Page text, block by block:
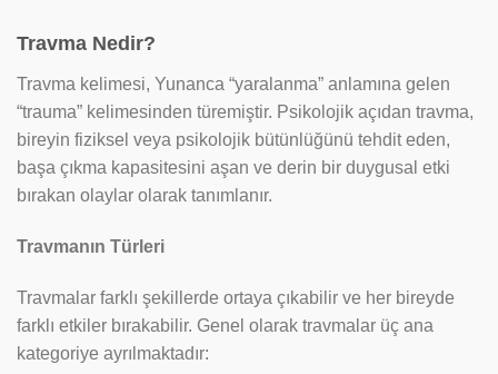
Travma Nedir?
Travma kelimesi, Yunanca “yaralanma” anlamına gelen
“trauma” kelimesinden türemiştir. Psikolojik açıdan travma,
bireyin fiziksel veya psikolojik bütünlüğünü tehdit eden,
başa çıkma kapasitesini aşan ve derin bir duygusal etki
bırakan olaylar olarak tanımlanır.
Travmanın Türleri
Travmalar farklı şekillerde ortaya çıkabilir ve her bireyde
farklı etkiler bırakabilir. Genel olarak travmalar üç ana
kategoriye ayrılmaktadır: